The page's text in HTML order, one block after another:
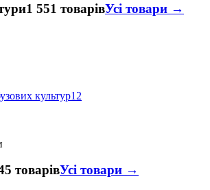
1 551 товарівУсі товари →
культур12
товарівУсі товари →